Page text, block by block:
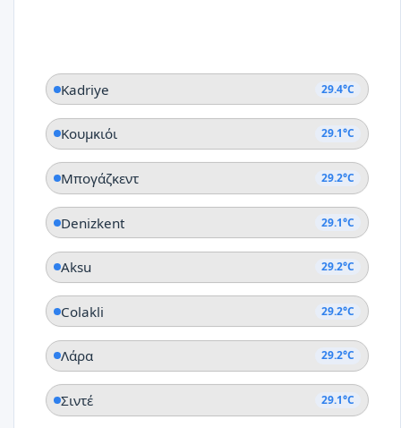
Kadriye 29.4°C
Κουμκιόι 29.1°C
Μπογάζκεντ 29.2°C
Denizkent 29.1°C
Aksu 29.2°C
Colakli 29.2°C
Λάρα 29.2°C
Σιντέ 29.1°C